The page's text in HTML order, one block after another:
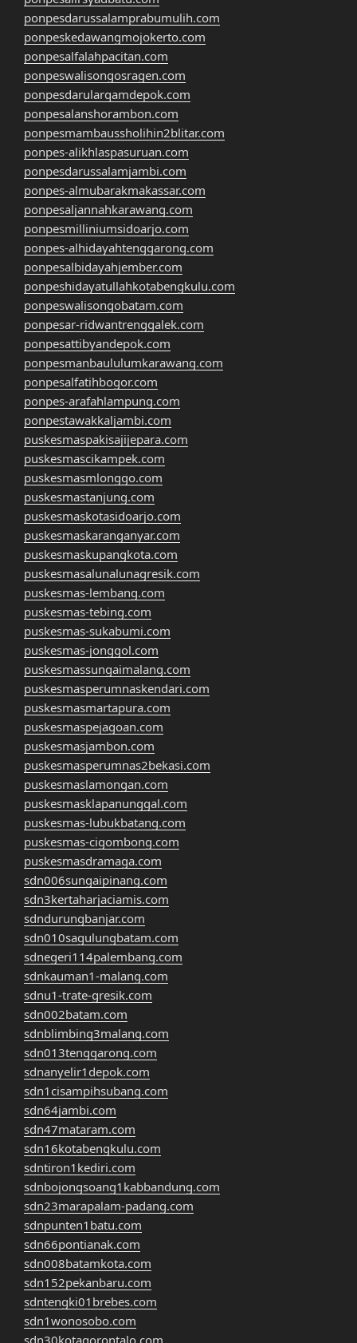
ponpesdarussalamprabumulih.com
ponpeskedawangmojokerto.com
ponpesalfalahpacitan.com
ponpeswalisongosragen.com
ponpesdarularqamdepok.com
ponpesalanshorambon.com
ponpesmambaussholihin2blitar.com
ponpes-alikhlaspasuruan.com
ponpesdarussalamjambi.com
ponpes-almubarakmakassar.com
ponpesaljannahkarawang.com
ponpesmilliniumsidoarjo.com
ponpes-alhidayahtenggarong.com
ponpesalbidayahjember.com
ponpeshidayatullahkotabengkulu.com
ponpeswalisongobatam.com
ponpesar-ridwantrenggalek.com
ponpesattibyandepok.com
ponpesmanbaululumkarawang.com
ponpesalfatihbogor.com
ponpes-arafahlampung.com
ponpestawakkaljambi.com
puskesmaspakisajijepara.com
puskesmascikampek.com
puskesmasmlonggo.com
puskesmastanjung.com
puskesmaskotasidoarjo.com
puskesmaskaranganyar.com
puskesmaskupangkota.com
puskesmasalunalunagresik.com
puskesmas-lembang.com
puskesmas-tebing.com
puskesmas-sukabumi.com
puskesmas-jonggol.com
puskesmassungaimalang.com
puskesmasperumnaskendari.com
puskesmasmartapura.com
puskesmaspejagoan.com
puskesmasjambon.com
puskesmasperumnas2bekasi.com
puskesmaslamongan.com
puskesmasklapanunggal.com
puskesmas-lubukbatang.com
puskesmas-cigombong.com
puskesmasdramaga.com
sdn006sungaipinang.com
sdn3kertaharjaciamis.com
sdndurungbanjar.com
sdn010sagulungbatam.com
sdnegeri114palembang.com
sdnkauman1-malang.com
sdnu1-trate-gresik.com
sdn002batam.com
sdnblimbing3malang.com
sdn013tenggarong.com
sdnanyelir1depok.com
sdn1cisampihsubang.com
sdn64jambi.com
sdn47mataram.com
sdn16kotabengkulu.com
sdntiron1kediri.com
sdnbojongsoang1kabbandung.com
sdn23marapalam-padang.com
sdnpunten1batu.com
sdn66pontianak.com
sdn008batamkota.com
sdn152pekanbaru.com
sdntengki01brebes.com
sdn1wonosobo.com
sdn30kotagorontalo.com